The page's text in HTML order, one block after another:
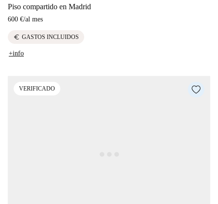
Piso compartido en Madrid
600 €/al mes
euro GASTOS INCLUIDOS
+info
VERIFICADO